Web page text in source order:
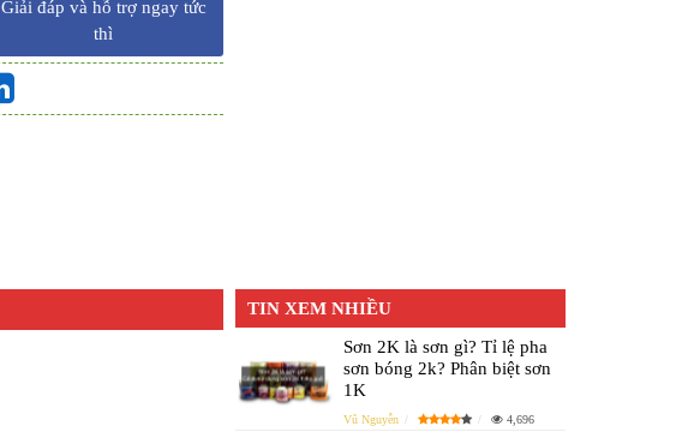
Giải đáp và hỗ trợ ngay tức
thì
TIN XEM NHIỀU
Sơn 2K là sơn gì? Tỉ lệ pha
sơn bóng 2k? Phân biệt sơn
1K
Vũ Nguyễn 4,696